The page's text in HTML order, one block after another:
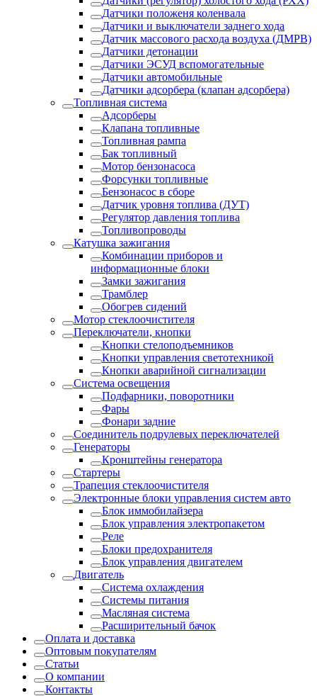
Датчики положеня коленвала
Датчики и выключатели заднего хода
Датчик массового расхода воздуха (ДМРВ)
Датчики детонации
Датчики ЭСУД вспомогательные
Датчики автомобильные
Датчики адсорбера (клапан адсорбера)
Топливная система
Адсорберы
Клапана топливные
Топливная рампа
Бак топливный
Мотор бензонасоса
Форсунки топливные
Бензонасос в сборе
Датчик уровня топлива (ДУТ)
Регулятор давления топлива
Топливопроводы
Катушка зажигания
Комбинации приборов и
информационные блоки
Замки зажигания
Трамблер
Обогрев сидений
Мотор стеклоочистителя
Переключатели, кнопки
Кнопки стелоподъемников
Кнопки управления светотехникой
Кнопки аварийной сигнализации
Система освещения
Подфарники, поворотники
Фары
Фонари задние
Соединитель подрулевых переключателей
Генераторы
Кронштейны генератора
Стартеры
Трапеция стеклоочистителя
Электронные блоки управления систем авто
Блок иммобилайзера
Блок управления электропакетом
Реле
Блоки предохранителя
Блок управления двигателем
Двигатель
Система охлаждения
Системы питания
Масляная система
Расширительный бачок
Оплата и доставка
Оптовым покупателям
Статьи
О компании
Контакты